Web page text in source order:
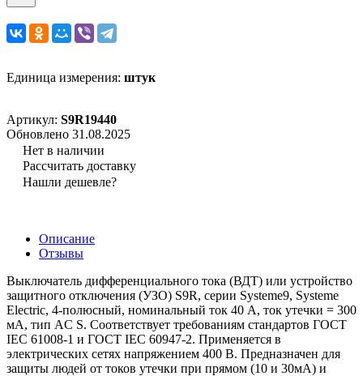
Единица измерения: штук
Артикул: S9R19440
Обновлено 31.08.2025
Нет в наличии
Рассчитать доставку
Нашли дешевле?
Описание
Отзывы
Выключатель дифференциального тока (ВДТ) или устройство
защитного отключения (УЗО) S9R, серии Systeme9, Systeme
Electric, 4-полюсный, номинальный ток 40 А, ток утечки = 300
мА, тип AC S. Соответствует требованиям стандартов ГОСТ
IEC 61008-1 и ГОСТ IEC 60947-2. Применяется в
электрических сетях напряжением 400 В. Предназначен для
защиты людей от токов утечки при прямом (10 и 30мА) и